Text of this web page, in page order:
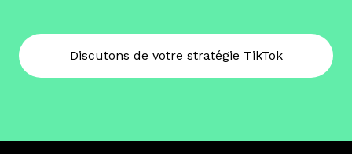
Discutons de votre stratégie TikTok